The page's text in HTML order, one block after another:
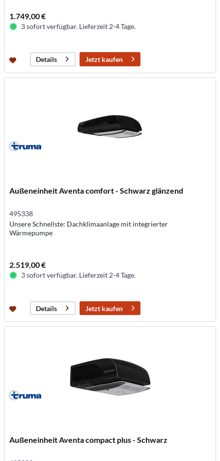
1.749,00 €
3 sofort verfügbar. Lieferzeit 2-4 Tage.
Details Jetzt kaufen
Außeneinheit Aventa comfort - Schwarz glänzend
495338
Unsere Schnellste: Dachklimaanlage mit integrierter
Wärmepumpe
2.519,00 €
3 sofort verfügbar. Lieferzeit 2-4 Tage.
Details Jetzt kaufen
Außeneinheit Aventa compact plus - Schwarz